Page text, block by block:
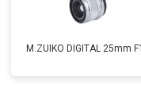
M.ZUIKO DIGITAL 25mm